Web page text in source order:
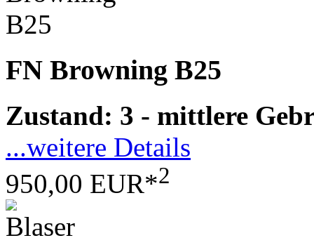
FN Browning B25
Zustand: 3 - mittlere
...weitere Details
950,00 EUR*2